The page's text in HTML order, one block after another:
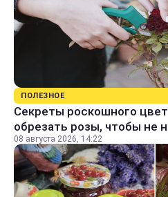
ПОЛЕЗНОЕ
Секреты роскошного
обрезать розы, чтобы не
08 августа 2026, 14:22